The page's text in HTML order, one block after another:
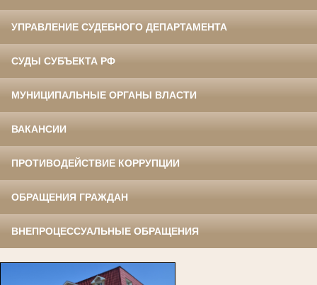
УПРАВЛЕНИЕ СУДЕБНОГО ДЕПАРТАМЕНТА
СУДЫ СУБЪЕКТА РФ
МУНИЦИПАЛЬНЫЕ ОРГАНЫ ВЛАСТИ
ВАКАНСИИ
ПРОТИВОДЕЙСТВИЕ КОРРУПЦИИ
ОБРАЩЕНИЯ ГРАЖДАН
ВНЕПРОЦЕССУАЛЬНЫЕ ОБРАЩЕНИЯ